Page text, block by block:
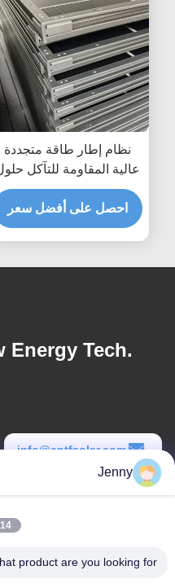
نظام إطار طاقة متجددة
عالية المقاومة للتآكل
مخصصة لهياكل تركيب ألواح
الطاقة الشمسية الدائمة
احصل على أفضل سعر
Energy Tech.
info@cntfsolar.com
Jenny
PM
product are you looking for?